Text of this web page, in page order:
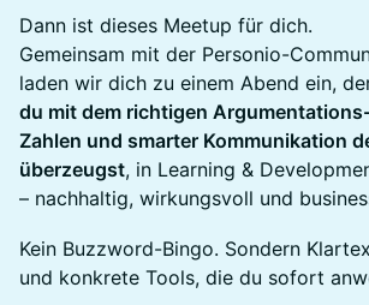
Dann ist dieses Meetup für dich.
Gemeinsam mit der Personio-
laden wir dich zu einem Abend ein,
du mit dem richtigen
Zahlen und smarter Kommunikation
überzeugst, in Learning &
– nachhaltig, wirkungsvoll und
Kein Buzzword-Bingo. Sondern
und konkrete Tools, die du sofort